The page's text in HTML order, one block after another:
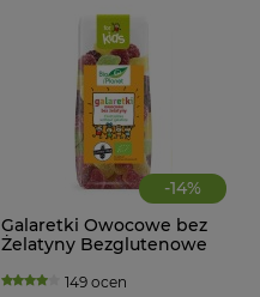
-14%
Galaretki Owocowe bez
Żelatyny Bezglutenowe
149 ocen